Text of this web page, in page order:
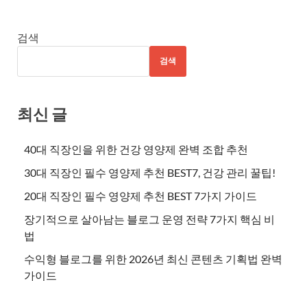
검색
검색
최신 글
40대 직장인을 위한 건강 영양제 완벽 조합 추천
30대 직장인 필수 영양제 추천 BEST7, 건강 관리 꿀팁!
20대 직장인 필수 영양제 추천 BEST 7가지 가이드
장기적으로 살아남는 블로그 운영 전략 7가지 핵심 비
법
수익형 블로그를 위한 2026년 최신 콘텐츠 기획법 완벽
가이드